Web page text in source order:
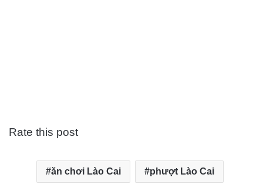
Rate this post
ăn chơi Lào Cai phượt Lào Cai